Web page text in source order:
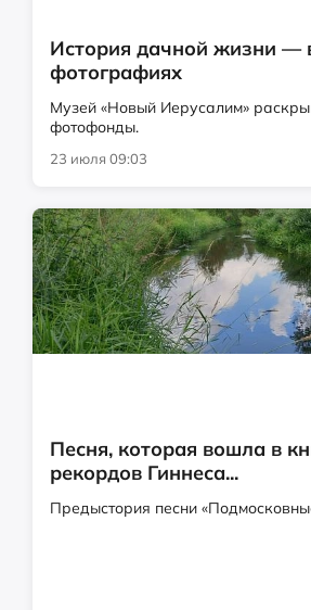
История дачной жизни —
фотографиях
Музей «Новый Иерусалим»
фотофонды.
23 июля 09:03
Песня, которая вошла в
рекордов Гиннеса...
Предыстория песни